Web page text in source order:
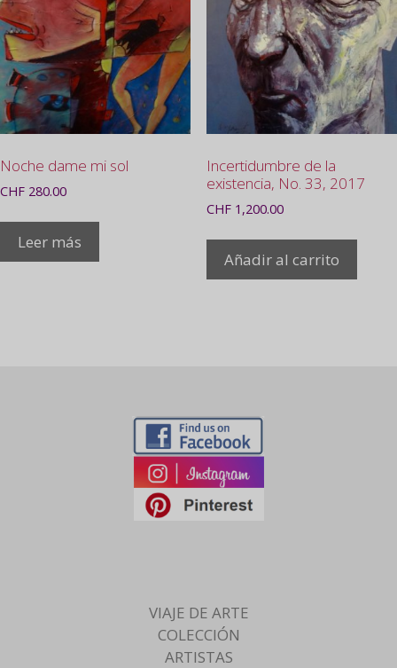
Noche dame mi sol
CHF 280.00
Leer más
Incertidumbre de la
existencia, No. 33, 2017
CHF1,200.00
Añadir al carrito
VIAJE DE ARTE
COLECCIÓN
ARTISTAS